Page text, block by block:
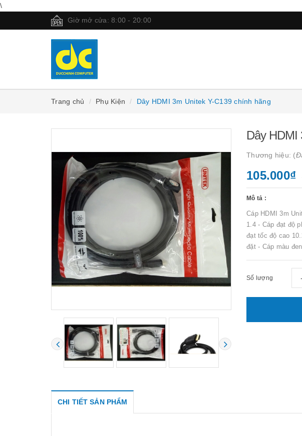
\
Giờ mở cửa: 8:00 - 20:00
Trang chủ Phụ Kiện Dây HDMI 3m Unitek Y-C139 chính hãng
Dây HDMI
Thương hiệu: (
105.000₫
Mô tả :
Cáp HDMI 3m
1.4 - Cáp đạt độ
đạt tốc độ cao
đặt - Cáp màu
Số lượng -
CHI TIẾT SẢN PHẨM